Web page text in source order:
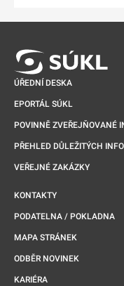
ÚŘEDNÍ DESKA
EPORTÁL SÚKL
POVINNĚ ZVEŘEJŇOVANÉ
PŘEHLED DŮLEŽITÝCH
VEŘEJNÉ ZAKÁZKY
KONTAKTY
PODATELNA / POKLADNA
MAPA STRÁNEK
ODBĚR NOVINEK
KARIÉRA